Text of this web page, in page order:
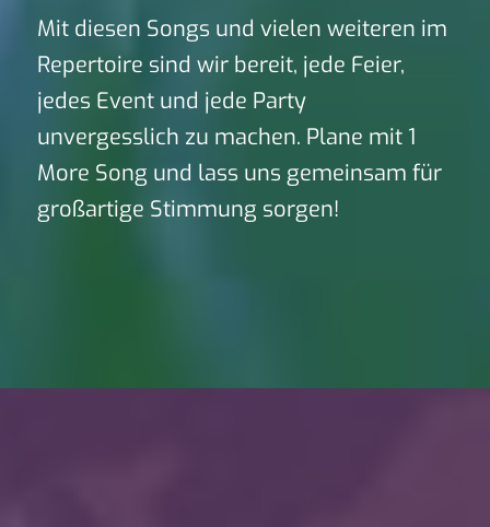
Mit diesen Songs und vielen weiteren im
Repertoire sind wir bereit, jede Feier,
jedes Event und jede Party
unvergesslich zu machen. Plane mit 1
More Song und lass uns gemeinsam für
großartige Stimmung sorgen!